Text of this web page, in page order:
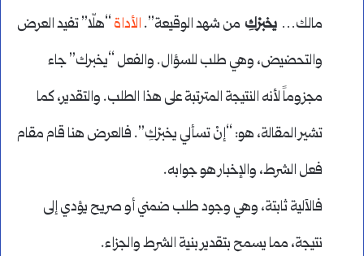
مالك… يخبرْكِ من شهد الوقيعة”. الأداة “هلّا” تفيد العرض
والتحضيض، وهي طلب للسؤال. والفعل “يخبرك” جاء
مجزوماً لأنه النتيجة المترتبة على هذا الطلب. والتقدير، كما
تشير المقالة، هو: “إنْ تسألي يخبرْكِ”. فالعرض هنا قام مقام
فعل الشرط، والإخبار هو جوابه.
فالآلية ثابتة، وهي وجود طلب ضمني أو صريح يؤدي إلى
نتيجة، مما يسمح بتقدير بنية الشرط والجزاء.